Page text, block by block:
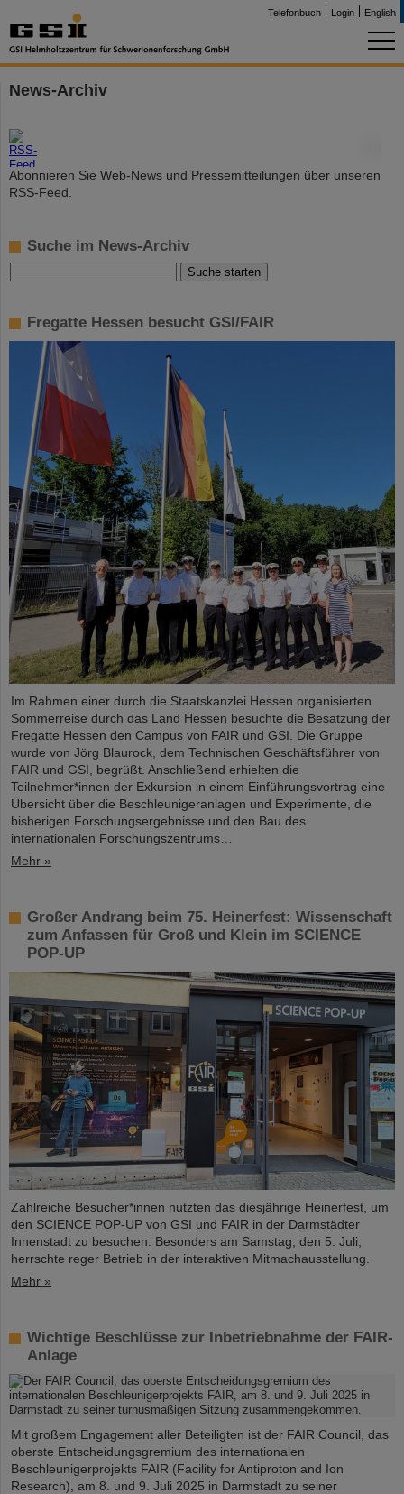
Telefonbuch Login English
News-Archiv
Abonnieren Sie Web-News und Pressemitteilungen über unseren
RSS-Feed.
Suche im News-Archiv
Fregatte Hessen besucht GSI/FAIR
Im Rahmen einer durch die Staatskanzlei Hessen organisierten
Sommerreise durch das Land Hessen besuchte die Besatzung der
Fregatte Hessen den Campus von FAIR und GSI. Die Gruppe
wurde von Jörg Blaurock, dem Technischen Geschäftsführer von
FAIR und GSI, begrüßt. Anschließend erhielten die
Teilnehmer*innen der Exkursion in einem Einführungsvortrag eine
Übersicht über die Beschleunigeranlagen und Experimente, die
bisherigen Forschungsergebnisse und den Bau des
internationalen Forschungszentrums…
Mehr »
Großer Andrang beim 75. Heinerfest: Wissenschaft
zum Anfassen für Groß und Klein im SCIENCE
POP-UP
Zahlreiche Besucher*innen nutzten das diesjährige Heinerfest, um
den SCIENCE POP-UP von GSI und FAIR in der Darmstädter
Innenstadt zu besuchen. Besonders am Samstag, den 5. Juli,
herrschte reger Betrieb in der interaktiven Mitmachausstellung.
Mehr »
Wichtige Beschlüsse zur Inbetriebnahme der FAIR-
Anlage
Mit großem Engagement aller Beteiligten ist der FAIR Council, das
oberste Entscheidungsgremium des internationalen
Beschleunigerprojekts FAIR (Facility for Antiproton and Ion
Research), am 8. und 9. Juli 2025 in Darmstadt zu seiner